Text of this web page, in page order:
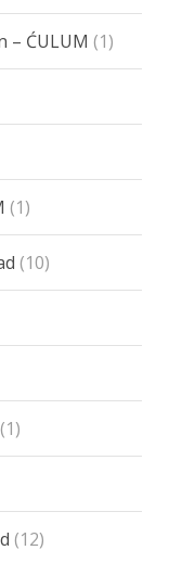
– ĆULUM (1)
(1)
(10)
(1)
(12)